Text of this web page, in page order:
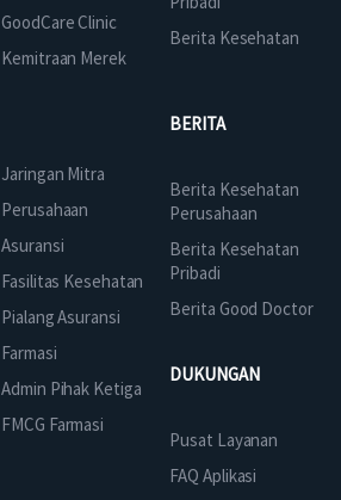
GoodCare Clinic
Kemitraan Merek
Berita Kesehatan
Jaringan Mitra
Perusahaan
Asuransi
Fasilitas Kesehatan
Pialang Asuransi
Farmasi
Admin Pihak Ketiga
FMCG Farmasi
BERITA
Berita Kesehatan
Perusahaan
Berita Kesehatan
Pribadi
Berita Good Doctor
DUKUNGAN
Pusat Layanan
FAQ Aplikasi